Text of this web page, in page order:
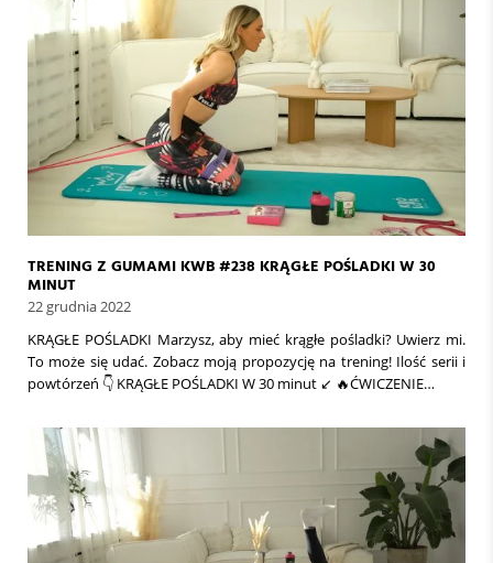
TRENING Z GUMAMI KWB #238 KRĄGŁE POŚLADKI W 30
MINUT
22 grudnia 2022
KRĄGŁE POŚLADKI Marzysz, aby mieć krągłe pośladki? Uwierz mi.
To może się udać. Zobacz moją propozycję na trening! Ilość serii i
powtórzeń 👇 KRĄGŁE POŚLADKI W 30 minut ↙️ 🔥ĆWICZENIE…